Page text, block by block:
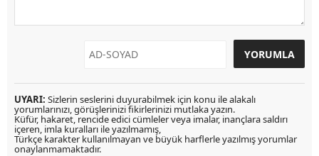
UYARI: Sizlerin seslerini duyurabilmek için konu ile alakalı
yorumlarınızı, görüşlerinizi fikirlerinizi mutlaka yazın.
Küfür, hakaret, rencide edici cümleler veya imalar, inançlara saldırı
içeren, imla kuralları ile yazılmamış,
Türkçe karakter kullanılmayan ve büyük harflerle yazılmış yorumlar
onaylanmamaktadır.